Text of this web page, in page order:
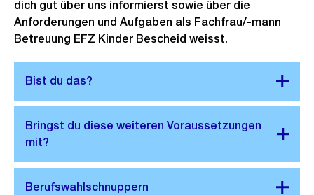
dich gut über uns informierst sowie über die
Anforderungen und Aufgaben als Fachfrau/-mann
Betreuung EFZ Kinder Bescheid weisst.